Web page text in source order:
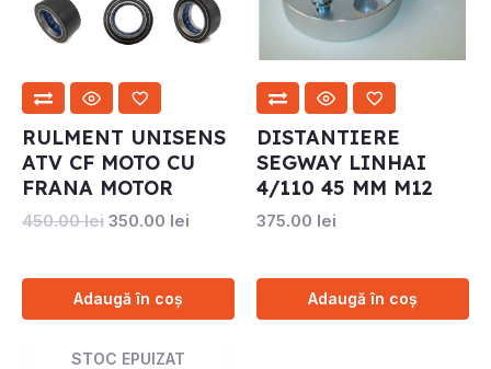
RULMENT UNISENS
ATV CF MOTO CU
FRANA MOTOR
450.00lei 350.00 lei
Adaugă în coș
DISTANTIERE
SEGWAY LINHAI
4/110 45 MM M12
375.00 lei
Adaugă în coș
STOC EPUIZAT